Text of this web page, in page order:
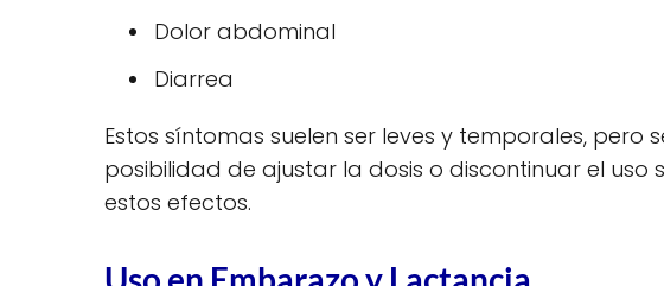
Dolor abdominal
Diarrea
Estos síntomas suelen ser leves y temporales,
posibilidad de ajustar la dosis o discontinuar el
estos efectos.